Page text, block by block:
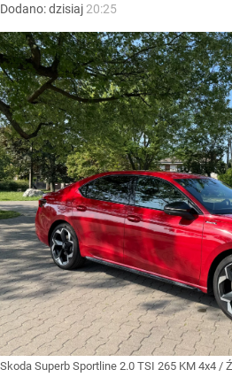
Dodano:dzisiaj 20:25
Skoda Superb Sportline 2.0 TSI 265 KM 4x4 /